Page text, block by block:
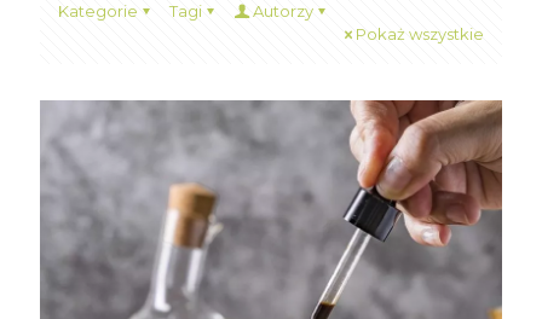
Kategorie Tagi
Autorzy
Pokaż wszystkie